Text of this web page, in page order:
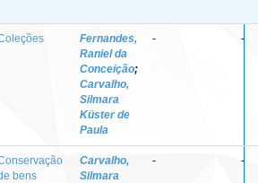
Fernandes,
Raniel da
Conceição;
Carvalho,
Silmara
Küster de
Paula
- -
bens
Carvalho,
Silmara
- -